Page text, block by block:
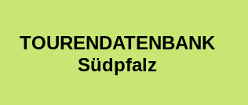
TOURENDATENBANK
Südpfalz